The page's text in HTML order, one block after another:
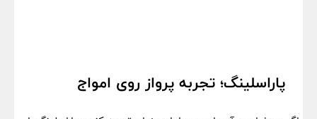
پاراسلینگ؛ تجربه پرواز روی امواج